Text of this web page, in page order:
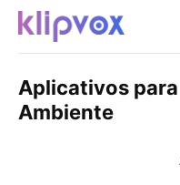
Aplicativos
Ambiente